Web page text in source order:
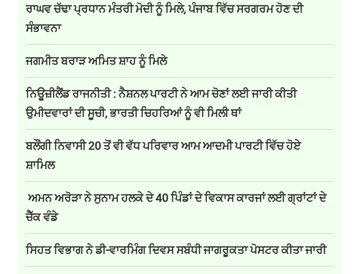
ਰਾਘਵ ਚੱਢਾ ਪ੍ਰਧਾਨ ਮੰਤਰੀ ਮੋਦੀ ਨੂੰ ਮਿਲੇ, ਪੰਜਾਬ ਵਿੱਚ ਸਰਗਰਮ ਹੋਣ ਦੀ
ਸੰਭਾਵਨਾ
ਜਗਮੀਤ ਬਰਾੜ ਅਮਿਤ ਸ਼ਾਹ ਨੂੰ ਮਿਲੇ
ਨਿਊਜ਼ੀਲੈਂਡ ਰਾਜਨੀਤੀ : ਨੈਸ਼ਨਲ ਪਾਰਟੀ ਨੇ ਆਮ ਚੋਣਾਂ ਲਈ ਜਾਰੀ ਕੀਤੀ
ਉਮੀਦਵਾਰਾਂ ਦੀ ਸੂਚੀ, ਭਾਰਤੀ ਚਿਹਰਿਆਂ ਨੂੰ ਵੀ ਮਿਲੀ ਥਾਂ
ਬਲੌਂਗੀ ਨਿਵਾਸੀ 20 ਤੋਂ ਵੀ ਵੱਧ ਪਰਿਵਾਰ ਆਮ ਆਦਮੀ ਪਾਰਟੀ ਵਿੱਚ ਹੋਏ
ਸ਼ਾਮਿਲ
ਅਮਨ ਅਰੋੜਾ ਨੇ ਸੁਨਾਮ ਹਲਕੇ ਦੇ 40 ਪਿੰਡਾਂ ਦੇ ਵਿਕਾਸ ਕਾਰਜਾਂ ਲਈ ਗ੍ਰਾਂਟਾਂ ਦੇ
ਚੈੱਕ ਵੰਡੇ
ਸਿਹਤ ਵਿਭਾਗ ਨੇ ਡੀ-ਵਾਰਮਿੰਗ ਦਿਵਸ ਸਬੰਧੀ ਜਾਗਰੂਕਤਾ ਪੋਸਟਰ ਕੀਤਾ ਜਾਰੀ